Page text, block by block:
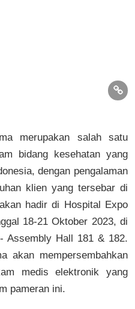
merupakan salah satu
bidang kesehatan yang
dengan pengalaman
klien yang tersebar di
hadir di Hospital Expo
18-21 Oktober 2023, di
Assembly Hall 181 & 182.
akan mempersembahkan
medis elektronik yang
pameran ini.